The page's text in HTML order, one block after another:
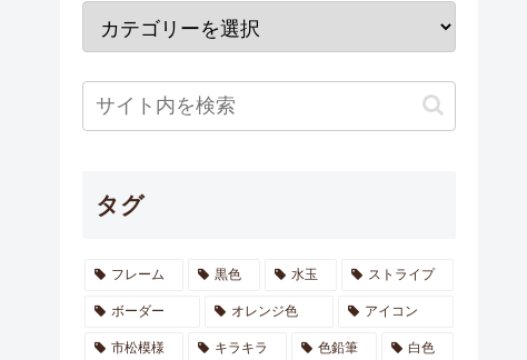
タグ
フレーム 黒色 水玉 ストライプ
ボーダー オレンジ色 アイコン
市松模様 キラキラ 色鉛筆 白色